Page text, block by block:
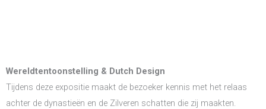
Wereldtentoonstelling & Dutch Design
Tijdens deze expositie maakt de bezoeker kennis met het relaas
achter de dynastieën en de Zilveren schatten die zij maakten.